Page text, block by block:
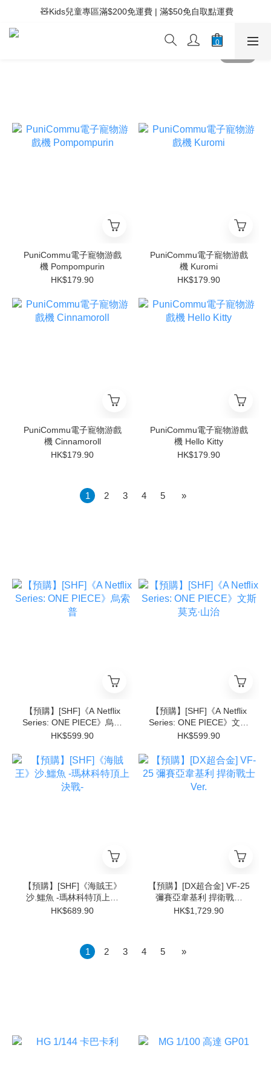
⚡滿$400免運費 | 滿$200免Easy Trade自取點運費
🧸Kids兒童專區滿$200免運費 | 滿$50免自取點運費
⚡滿$400免運費 | 滿$200免Easy Trade自取點運費
PuniCommu電子寵物游戲
機 Pompompurin
HK$179.90
PuniCommu電子寵物游戲
機 Kuromi
HK$179.90
PuniCommu電子寵物游戲
機 Cinnamoroll
HK$179.90
PuniCommu電子寵物游戲
機 Hello Kitty
HK$179.90
1 2 3 4 5 »
【預購】[SHF]《A Netflix
Series: ONE PIECE》烏索
普
HK$599.90
【預購】[SHF]《A Netflix
Series: ONE PIECE》文斯
莫克·山治
HK$599.90
【預購】[SHF]《海賊王》
沙.鱷魚 -瑪林科特頂上決
戰-
HK$689.90
【預購】[DX超合金] VF-25
彌賽亞韋基利 捍衛戰士
Ver.
HK$1,729.90
1 2 3 4 5 »